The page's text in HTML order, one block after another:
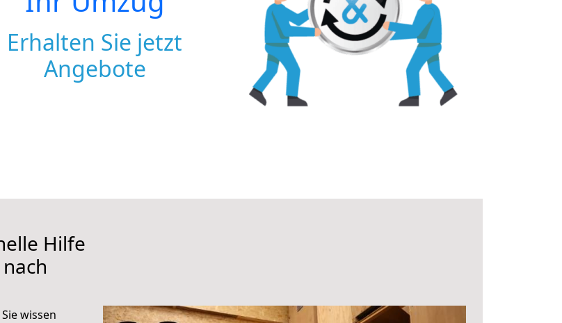
Erhalten Sie jetzt
Angebote
Hilfe
wissen